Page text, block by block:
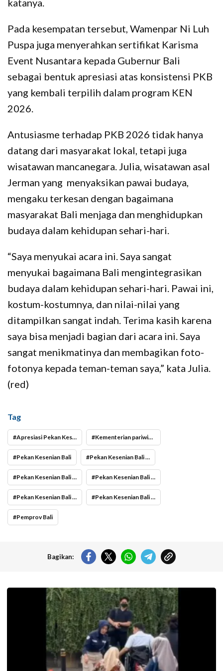
katanya.
Pada kesempatan tersebut, Wamenpar Ni Luh
Puspa juga menyerahkan sertifikat Karisma
Event Nusantara kepada Gubernur Bali
sebagai bentuk apresiasi atas konsistensi PKB
yang kembali terpilih dalam program KEN
2026.
Antusiasme terhadap PKB 2026 tidak hanya
datang dari masyarakat lokal, tetapi juga
wisatawan mancanegara. Julia, wisatawan asal
Jerman yang menyaksikan pawai budaya,
mengaku terkesan dengan bagaimana
masyarakat Bali menjaga dan menghidupkan
budaya dalam kehidupan sehari-hari.
“Saya menyukai acara ini. Saya sangat
menyukai bagaimana Bali mengintegrasikan
budaya dalam kehidupan sehari-hari. Pawai ini,
kostum-kostumnya, dan nilai-nilai yang
ditampilkan sangat indah. Terima kasih karena
saya bisa menjadi bagian dari acara ini. Saya
sangat menikmatinya dan membagikan foto-
fotonya kepada teman-teman saya,” kata Julia.
(red)
Tag
Apresiasi Pekan Kesenian Bali sebagai Agenda Budaya Tertua di Bali Kementerian pariwisata
Pekan Kesenian Bali Pekan Kesenian Bali berlangsung 13 Juni hingga 11 Juli 2026
Pekan Kesenian Bali masuk Karisma Event Nusantara Pekan Kesenian Bali pertama kali digelar pertama kali 1979
Pekan Kesenian Bali pertama kali digelar tahun sejak 1979 Pekan Kesenian Bali sebagai Agenda Budaya Tertua di Bali
Pemprov Bali
Bagikan:
Pramusapa Transjakarta bantu disabilitas.(Foto: Istimewa-
beritajakarta.id)